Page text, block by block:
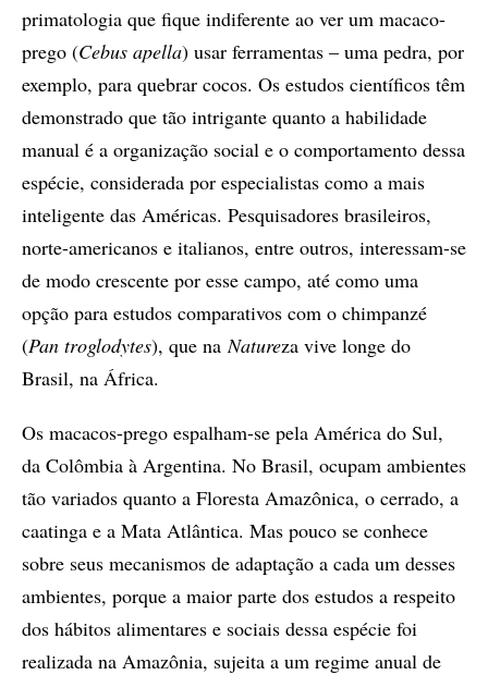
primatologia que fique indiferente ao ver um macaco-
prego (Cebus apella) usar ferramentas – uma pedra, por
exemplo, para quebrar cocos. Os estudos científicos têm
demonstrado que tão intrigante quanto a habilidade
manual é a organização social e o comportamento dessa
espécie, considerada por especialistas como a mais
inteligente das Américas. Pesquisadores brasileiros,
norte-americanos e italianos, entre outros, interessam-se
de modo crescente por esse campo, até como uma
opção para estudos comparativos com o chimpanzé
(Pan troglodytes), que naNatureza vive longe do
Brasil, na África.
Os macacos-prego espalham-se pela América do Sul,
da Colômbia à Argentina. No Brasil, ocupam ambientes
tão variados quanto a Floresta Amazônica, o cerrado, a
caatinga e a Mata Atlântica. Mas pouco se conhece
sobre seus mecanismos de adaptação a cada um desses
ambientes, porque a maior parte dos estudos a respeito
dos hábitos alimentares e sociais dessa espécie foi
realizada na Amazônia, sujeita a um regime anual de